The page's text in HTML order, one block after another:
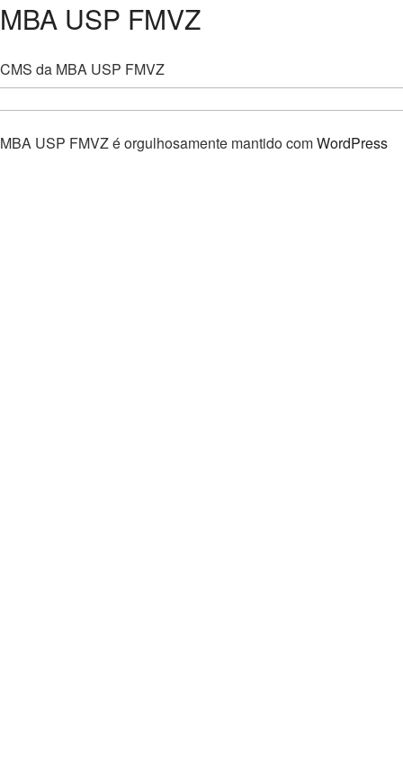
MBA USP FMVZ
CMS da MBA USP FMVZ
MBA USP FMVZ é orgulhosamente mantido comWordPress